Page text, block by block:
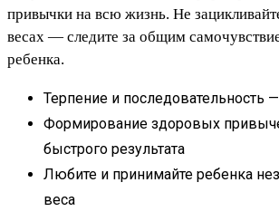
привычки на всю жизнь. Не
весах — следите за общим
ребенка.
Терпение и последовательность
Формирование здоровых
быстрого результата
Любите и принимайте ребенка
веса